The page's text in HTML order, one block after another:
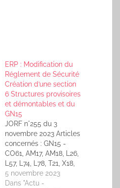
ERP : Modification du
Réglement de Sécurité
Création d’une section
6 Structures provisoires
et démontables et du
GN15
JORF n°255 du 3
novembre 2023 Articles
concernés : GN15 -
CO61, AM17, AM18, L26,
L57, L74, L78, T21, X18,
PA1, PA5, PA9, SG15,
SG16 Arrêté du 30
5 novembre 2023
Dans "Actu -